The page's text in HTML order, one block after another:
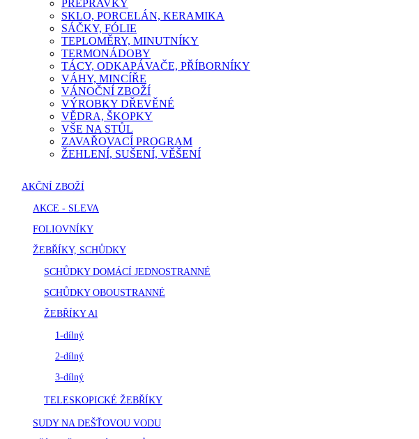
PŘEPRAVKY
SKLO, PORCELÁN, KERAMIKA
SÁČKY, FÓLIE
TEPLOMĚRY, MINUTNÍKY
TERMONÁDOBY
TÁCY, ODKAPÁVAČE, PŘÍBORNÍKY
VÁHY, MINCÍŘE
VÁNOČNÍ ZBOŽÍ
VÝROBKY DŘEVĚNÉ
VĚDRA, ŠKOPKY
VŠE NA STŮL
ZAVAŘOVACÍ PROGRAM
ŽEHLENÍ, SUŠENÍ, VĚŠENÍ
AKČNÍ ZBOŽÍ
AKCE - SLEVA
FOLIOVNÍKY
ŽEBŘÍKY, SCHŮDKY
SCHŮDKY DOMÁCÍ JEDNOSTRANNÉ
SCHŮDKY OBOUSTRANNÉ
ŽEBŘÍKY Al
1-dílný
2-dílný
3-dílný
TELESKOPICKÉ ŽEBŘÍKY
SUDY NA DEŠŤOVOU VODU